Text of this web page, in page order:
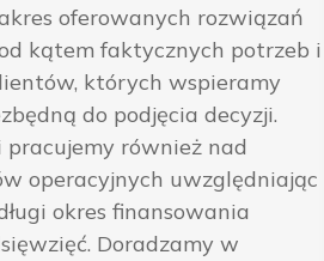
oferowanych rozwiązań
kątem faktycznych potrzeb i
których wspieramy
do podjęcia decyzji.
również nad
operacyjnych uwzględniając
okres finansowania
Doradzamy w